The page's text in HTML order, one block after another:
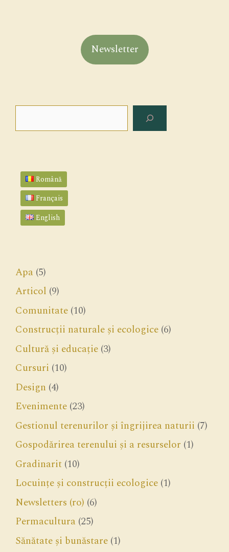
Newsletter
Română
Français
English
Apa (5)
Articol (9)
Comunitate (10)
Construcții naturale și ecologice (6)
Cultură și educație (3)
Cursuri (10)
Design (4)
Evenimente (23)
Gestionul terenurilor și îngrijirea naturii (7)
Gospodărirea terenului și a resurselor (1)
Gradinarit (10)
Locuințe și construcții ecologice (1)
Newsletters (ro) (6)
Permacultura (25)
Sănătate și bunăstare (1)